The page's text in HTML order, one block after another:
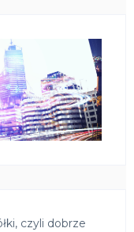
czyli dobrze